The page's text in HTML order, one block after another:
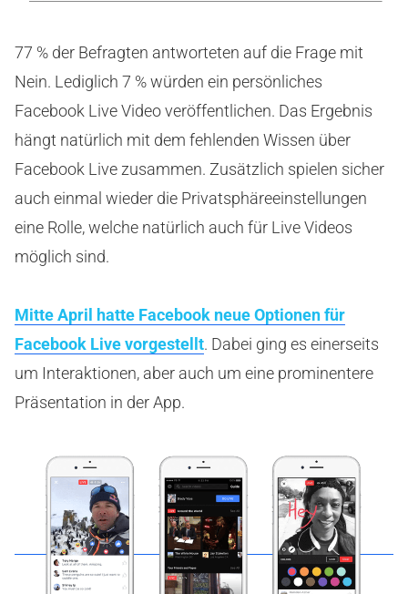
77 % der Befragten antworteten auf die Frage mit
Nein. Lediglich 7 % würden ein persönliches
Facebook Live Video veröffentlichen. Das Ergebnis
hängt natürlich mit dem fehlenden Wissen über
Facebook Live zusammen. Zusätzlich spielen sicher
auch einmal wieder die Privatsphäreeinstellungen
eine Rolle, welche natürlich auch für Live Videos
möglich sind.
Mitte April hatte Facebook neue Optionen für
Facebook Live vorgestellt. Dabei ging es einerseits
um Interaktionen, aber auch um eine prominentere
Präsentation in der App.